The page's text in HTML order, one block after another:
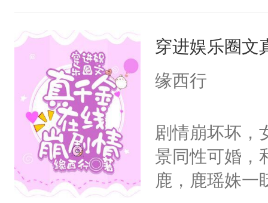
使劲，蝴蝶近
随着宮殊的体
脸上依旧挂着
防的爱情，天
可到头来她
吹拂而过，香
穿进娱乐圈文
缘西行
剧情崩坏坏，
景同性可婚，
鹿，鹿瑶姝一